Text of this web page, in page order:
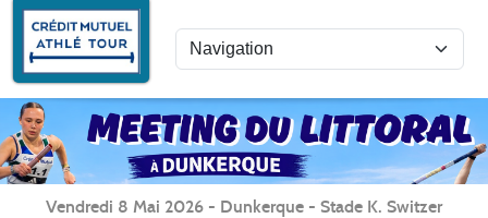
Vendredi 8 Mai 2026 - Dunkerque - Stade K. Switzer
Panneau de gestion des cookies